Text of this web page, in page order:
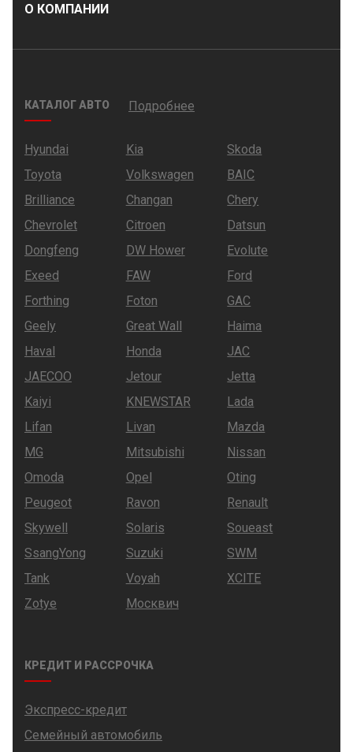
О КОМПАНИИ
КАТАЛОГ АВТО Подробнее
Hyundai Kia
Skoda
Toyota
Volkswagen
BAIC
Brilliance
Changan
Chery
Chevrolet
Citroen
Datsun
Dongfeng
DW Hower
Evolute
Exeed
FAW
Ford
Forthing
Foton
GAC
Geely
Great Wall
Haima
Haval
Honda
JAC
JAECOO
Jetour
Jetta
Kaiyi
KNEWSTAR
Lada
Lifan
Livan
Mazda
MG
Mitsubishi
Nissan
Omoda
Opel
Oting
Peugeot
Ravon
Renault
Skywell
Solaris
Soueast
SsangYong
Suzuki
SWM
Tank
Voyah
XCITE
Zotye
Москвич
КРЕДИТ И РАССРОЧКА
Экспресс-кредит
Семейный автомобиль